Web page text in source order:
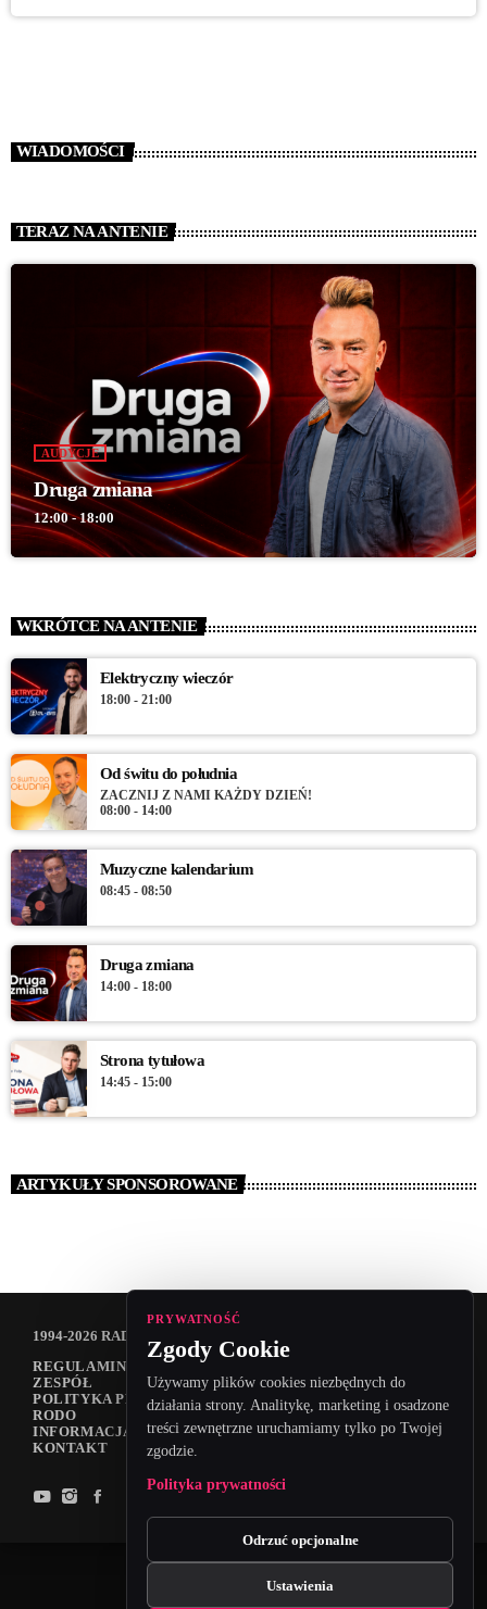
WIADOMOŚCI
TERAZ NA ANTENIE
AUDYCJE
Druga zmiana
12:00 - 18:00
WKRÓTCE NA ANTENIE
Elektryczny wieczór
18:00 - 21:00
Od świtu do południa
ZACZNIJ Z NAMI KAŻDY DZIEŃ!
08:00 - 14:00
Muzyczne kalendarium
08:45 - 08:50
Druga zmiana
14:00 - 18:00
Strona tytułowa
14:45 - 15:00
ARTYKUŁY SPONSOROWANE
1994-2026 RADIO VANESSA SPÓŁKA Z O.O
REGULAMIN KONKURSÓW
ZESPÓŁ
POLITYKA PRYWATNOŚCI
RODO
INFORMACJA O NADAWCY
KONTAKT
PRYWATNOŚĆ
Zgody Cookie
Używamy plików cookies niezbędnych do
działania strony. Analitykę, marketing i osadzone
treści zewnętrzne uruchamiamy tylko po Twojej
zgodzie.
Polityka prywatności
Odrzuć opcjonalne
Ustawienia
Zgody cookies